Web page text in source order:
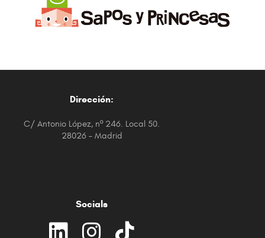
Dirección:
C/ Antonio López, nº 246. Local 50.
28026 – Madrid
Socials